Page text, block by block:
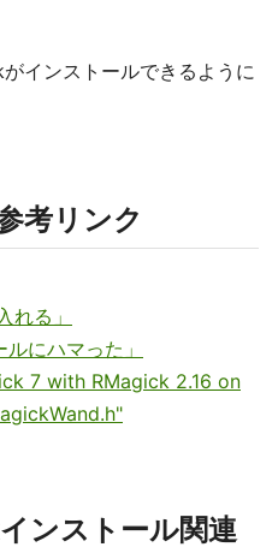
インストールできるように
考リンク
る」
にハマった」
7 with RMagick 2.16 on
ンストール関連